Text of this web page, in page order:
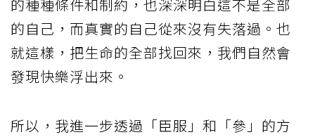
的種種條件和制約，也深深明白這不是全部
的自己，而真實的自己從來沒有失落過。也
就這樣，把生命的全部找回來，我們自然會
發現快樂浮出來。
所以，我進一步透過「臣服」和「參」的方